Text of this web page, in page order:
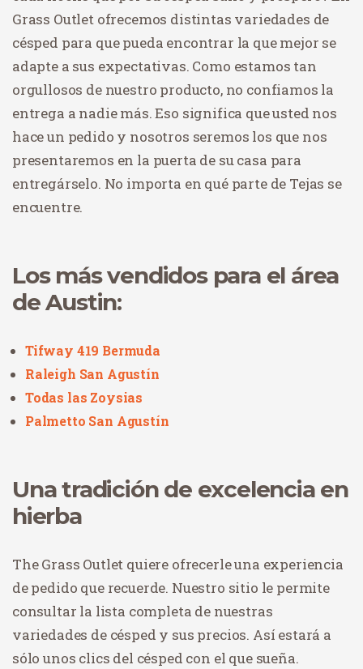
Grass Outlet ofrecemos distintas variedades de
césped para que pueda encontrar la que mejor se
adapte a sus expectativas. Como estamos tan
orgullosos de nuestro producto, no confiamos la
entrega a nadie más. Eso significa que usted nos
hace un pedido y nosotros seremos los que nos
presentaremos en la puerta de su casa para
entregárselo. No importa en qué parte de Tejas se
encuentre.
Los más vendidos para el área
de Austin:
Tifway 419 Bermuda
Raleigh San Agustín
Todas las Zoysias
Palmetto San Agustín
Una tradición de excelencia en
hierba
The Grass Outlet quiere ofrecerle una experiencia
de pedido que recuerde. Nuestro sitio le permite
consultar la lista completa de nuestras
variedades de césped y sus precios. Así estará a
sólo unos clics del césped con el que sueña.